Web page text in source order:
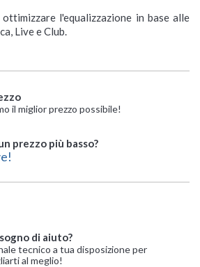
l'equalizzazione in base alle
Live e Club.
il miglior prezzo possibile!
prezzo più basso?
di aiuto?
tecnico a tua disposizione per
al meglio!